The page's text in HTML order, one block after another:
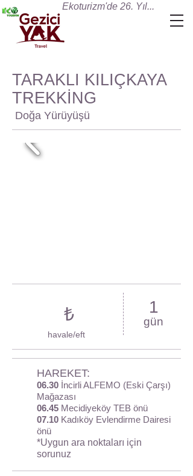
Ekoturizm'de 26. Yıl...
TARAKLI KILIÇKAYA
TREKKİNG
Doğa Yürüyüşü
₺
havale/eft
1
gün
HAREKET:
06.30 İncirli ALFEMO (Eski Çarşı)
Mağazası
06.45 Mecidiyeköy TEB önü
07.10 Kadıköy Evlendirme Dairesi
önü
*Uygun ara noktaları için
sorunuz